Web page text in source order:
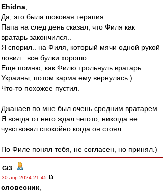
Ehidna
Да, это была шоковая терапия..
Папа на след день сказал, что Филя как
вратарь закончился..
Я спорил.. на Филя, который мячи одной рукой
ловил.. все булки хорошо..
Еще помню, как Филю трольнуль вратарь
Украины, потом карма ему вернулась.)
Что-то похожее пустил.
Джанаев по мне был очень средним вратарем.
Я всегда от него ждал чегото, никогда не
чувствовал спокойно когда он стоял.
По Филе понял тебя, не согласен, но принял.)
Gt3 -
30 апр 2024 21:45
словесник